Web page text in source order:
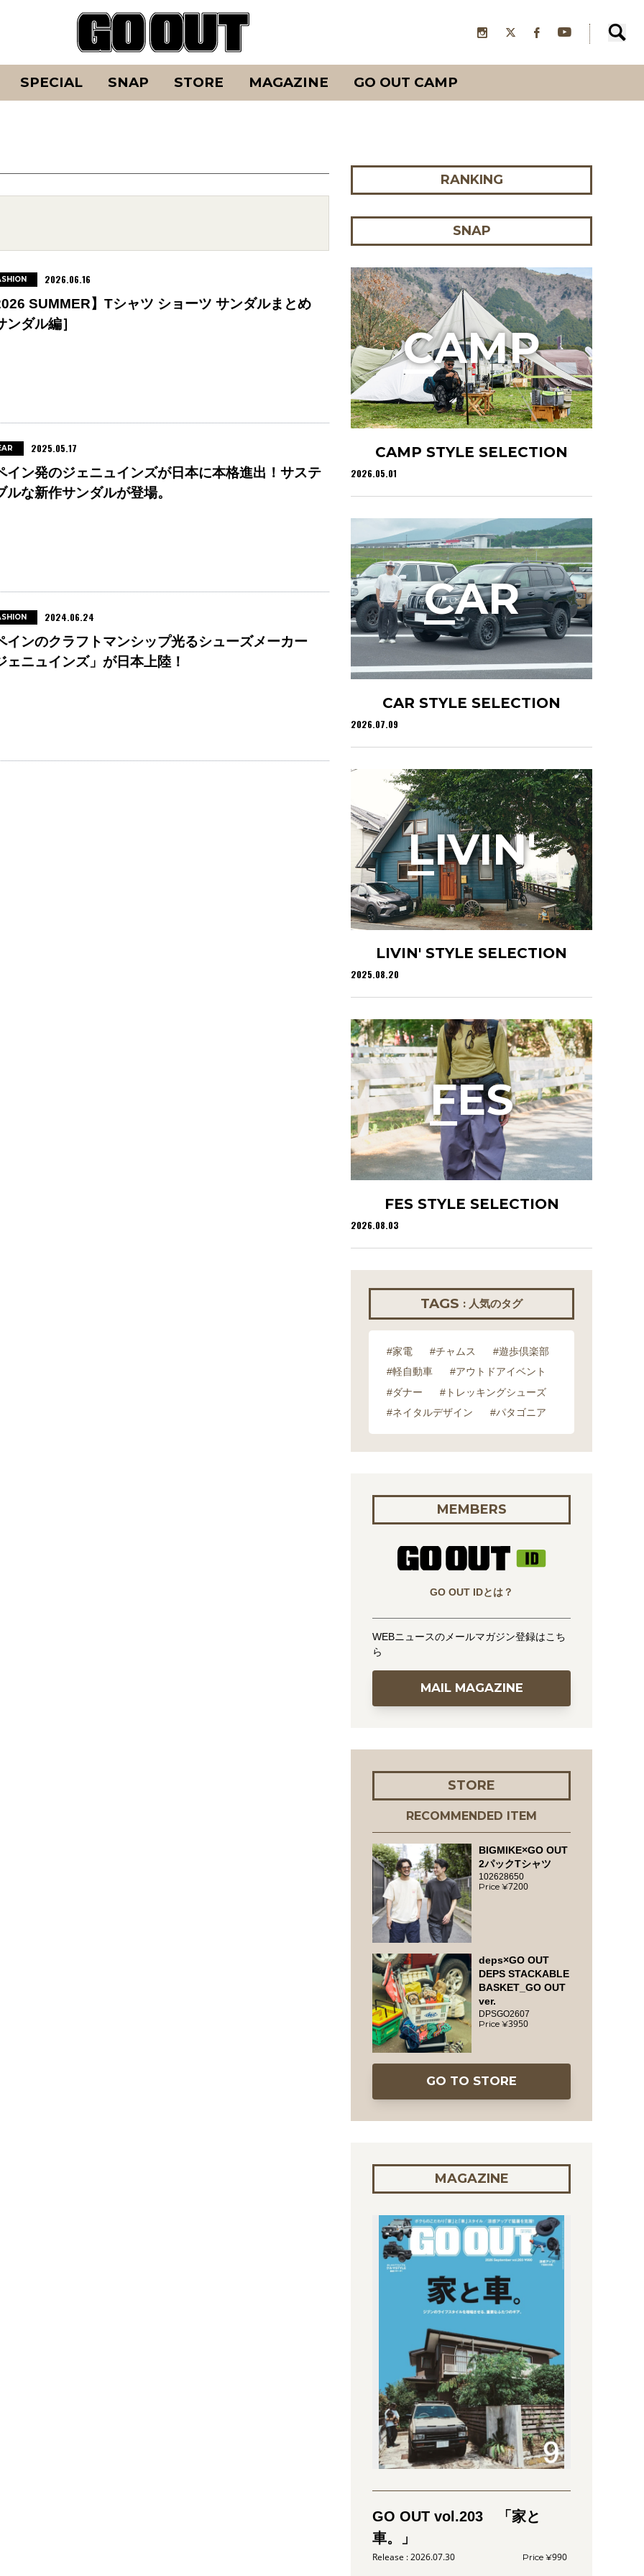
SPECIAL SNAP STORE MAGAZINE GO OUT CAMP
SUMMER】Tシャツ ショーツ サンダルまとめ
ンダル編］
2026.06.16
イン発のジェニュインズが日本に本格進出！サステ
ルな新作サンダルが登場。
2025.05.17
インのクラフトマンシップ光るシューズメーカー
ェニュインズ」が日本上陸！
2024.06.24
RANKING
SNAP
CAMP STYLE SELECTION
2026.05.01
CAMP
CAR STYLE SELECTION
2026.07.09
CAR
LIVIN' STYLE SELECTION
2025.08.20
LIVIN'
FES STYLE SELECTION
2026.08.03
FES
TAGS : 人気のタグ
#家電 #チャムス
#遊歩倶楽部
#軽自動車
#アウトドアイベント
#ダナー
#トレッキングシューズ
#ネイタルデザイン
#パタゴニア
MEMBERS
GO OUT IDとは？
WEBニュースのメールマガジン登録はこち
ら
MAIL MAGAZINE
STORE
RECOMMENDED ITEM
BIGMIKE×GO OUT
2パックTシャツ
102628650
7200
deps×GO OUT
DEPS STACKABLE
BASKET_GO OUT
ver.
DPSGO2607
3950
GO TO STORE
MAGAZINE
GO OUT vol.203 「家と
車。」
2026.07.30 990